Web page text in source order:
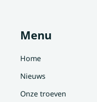
Menu
Home
Nieuws
Onze troeven